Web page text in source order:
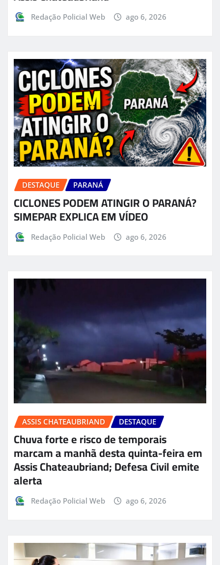
Redação Policial Web ago 6, 2026
DESTAQUE PARANÁ
CICLONES PODEM ATINGIR O PARANÁ?
SIMEPAR EXPLICA EM VÍDEO
Redação Policial Web ago 6, 2026
ASSIS CHATEAUBRIAND DESTAQUE
Chuva forte e risco de temporais
marcam a manhã desta quinta-feira em
Assis Chateaubriand; Defesa Civil emite
alerta
Redação Policial Web ago 6, 2026